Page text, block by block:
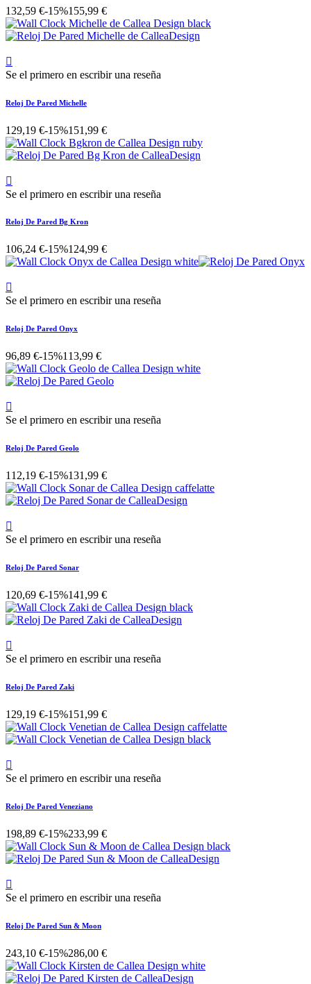
132,59 €-15%155,99 €

Se el primero en escribir una reseña
Reloj De Pared Michelle
129,19 €-15%151,99 €

Se el primero en escribir una reseña
Reloj De Pared Bg Kron
106,24 €-15%124,99 €

Se el primero en escribir una reseña
Reloj De Pared Onyx
96,89 €-15%113,99 €

Se el primero en escribir una reseña
Reloj De Pared Geolo
112,19 €-15%131,99 €

Se el primero en escribir una reseña
Reloj De Pared Sonar
120,69 €-15%141,99 €

Se el primero en escribir una reseña
Reloj De Pared Zaki
129,19 €-15%151,99 €

Se el primero en escribir una reseña
Reloj De Pared Veneziano
198,89 €-15%233,99 €

Se el primero en escribir una reseña
Reloj De Pared Sun & Moon
243,10 €-15%286,00 €